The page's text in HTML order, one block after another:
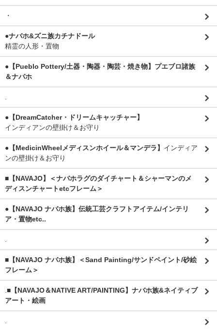
・
●ナバホ&ズニ族カチナドール
精霊の人形・置物
●【Pueblo Pottery/土器・陶器・陶芸・焼き物】プエブロ諸族
＆ナバホ
.
●【DreamCatcher・ドリームキャッチャー】
インディアンの壁掛け＆お守り
●【MedicinWheelメディスンホイール＆マンデラ】 インディア
ンの壁掛け＆お守り
■【NAVAJO】＜ナバホラグのダイチャート＆シャーマンのメ
ディスンチャートetcフレーム＞
●【NAVAJO ナバホ族】伝統工芸クラフトアイテム/インテリ
ア・置物etc..
.
■【NAVAJO ナバホ族】＜Sand Painting/サンドペイント/砂絵
フレーム＞
.■【NAVAJO＆NATIVE ART/PAINTING】ナバホ族&ネイティブ
アート・絵画
.